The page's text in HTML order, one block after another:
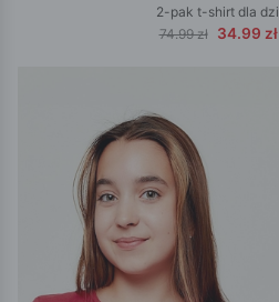
2-pak t-shirt dla
74.99 zł
34.99 zł